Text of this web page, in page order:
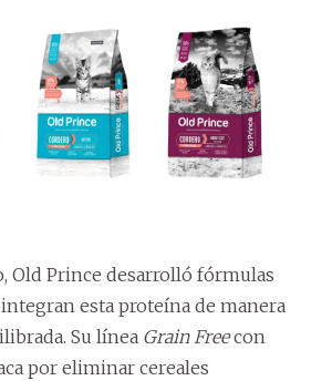
Old Prince desarrolló fórmulas
esta proteína de manera
Su línea Grain Free con
por eliminar cereales